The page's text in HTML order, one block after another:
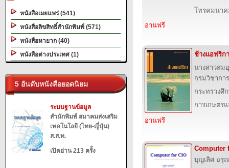
หนังสือเผยแพร่ (541)
หนังสือลิขสิทธิ์สำนักพิมพ์ (571)
หนังสือหายาก (40)
หนังสือต่างประเทศ (1)
5 อันดับหนังสือยอดนิยม
ระบบฐานข้อมูล
สำนักพิมพ์ สมาคมส่งเสริม
เทคโนโลยี (ไทย-ญี่ปุ่น)
ส.ส.ท.
เปิดอ่าน 213 ครั้ง
โทรคมนา
อ่านฟรี
ช้างแอฟริกา
นางสาวส
กรมวิชากา
กระทรวงศึ
การเกษตร
อ่านฟรี
Computer
บุญเลิศ อรุ